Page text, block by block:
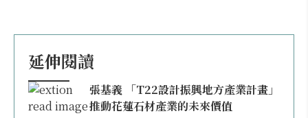
延伸閱讀
張基義 「T22設計振興地方產業計畫」
推動花蓮石材產業的未來價值